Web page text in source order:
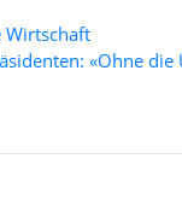
«Ohne die